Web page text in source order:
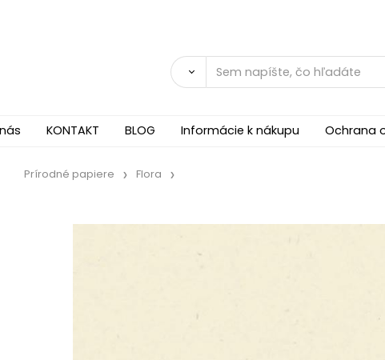
KONTAKT BLOG Informácie k nákupu Ochrana
Prírodné papiere Flora